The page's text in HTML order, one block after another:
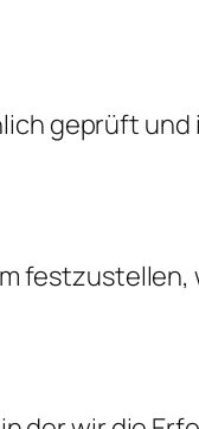
geprüft und
festzustellen,